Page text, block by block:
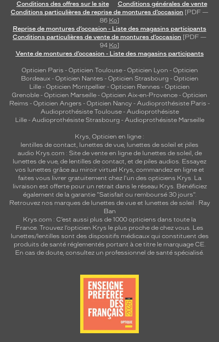
Conditions des offres sur le site
Conditions générales de vente
Conditions particulières de reprise de montures d’occasion [PDF —
86 Ko]
Reprise de montures d’occasion - Liste des magasins participants
Conditions particulières de vente de montures d’occasion [PDF —
94 Ko]
Vente de montures d’occasion - Liste des magasins participants
Opticien Paris - Opticien Toulouse- Opticien Lyon - Opticien
Bordeaux- Opticien Nantes - Opticien Strasbourg - Opticien
Lille - Opticien Montpellier - Opticien Rennes - Opticien
Grenoble - Opticien Marseille - Opticien Aix-en-Provence - Opticien
Reims - Opticien Angers - Opticien Nancy - Audioprothésiste Paris -
Audioprothésiste Toulouse- Audioprothésiste
Lille- Audioprothésiste Strasbourg - Audioprothésiste Marseille
Krys, Opticien en ligne :
lentilles de contact, lunettes de vue, lunettes de soleil et piles
audio Krys.com : Site de vente en ligne de lunettes de soleil, de
lunettes de vue, de lentilles de contact, et de piles audios. Essayez
vos lunettes grâce au miroir virtuel Krys, commandez en ligne et
faites vous livrer gratuitement chez l'un des opticiens Krys. La
livraison est offerte pour un retrait dans le réseau Krys. Bénéficiez
également de la garantie "Satisfait ou remboursé 30 jours".
Retrouvez nos marques de lunettes de vue et lunettes de soleil : Ray
Ban
Krys.com : C’est aussi plus de 1000 opticiens dans toute la
France. Trouvez l’opticien Krys le plus proche de chez vous. Les
lunettes/lentilles sont des dispositifs médicaux qui constituent des
produits de santé réglementés portant à ce titre le marquage CE.
En cas de doute, consultez un professionnel de santé spécialisé.